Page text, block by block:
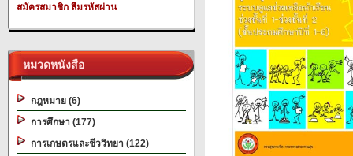
สมัครสมาชิก ลืมรหัสผ่าน
หมวดหนังสือ
กฎหมาย (6)
การศึกษา (177)
การเกษตรและชีววิทยา (122)